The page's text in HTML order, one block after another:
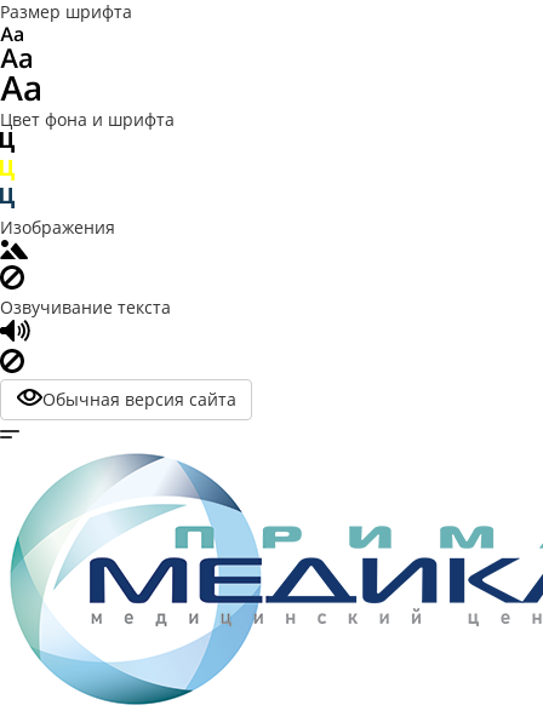
Размер шрифта
Цвет фона и шрифта
Изображения
Озвучивание текста
Обычная версия сайта